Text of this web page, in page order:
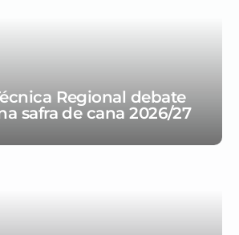
Regional debate
safra de cana 2026/27